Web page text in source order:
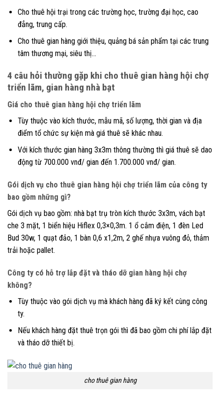
Cho thuê hội trại trong các trường học, trường đại học, cao
đẳng, trung cấp.
Cho thuê gian hàng giới thiệu, quảng bá sản phẩm tại các trung
tâm thương mại, siêu thị…
4 câu hỏi thường gặp khi cho thuê gian hàng hội chợ
triển lãm, gian hàng nhà bạt
Giá cho thuê gian hàng hội chợ triển lãm
Tùy thuộc vào kích thước, mẫu mã, số lượng, thời gian và địa
điểm tổ chức sự kiện mà giá thuê sẽ khác nhau.
Với kích thước gian hàng 3x3m thông thường thì giá thuê sẽ dao
động từ 700.000 vnđ/ gian đến 1.700.000 vnđ/ gian.
Gói dịch vụ cho thuê gian hàng hội chợ triển lãm của công ty
bao gồm những gì?
Gói dịch vụ bao gồm: nhà bạt trụ tròn kích thước 3x3m, vách bạt
che 3 mặt, 1 biển hiệu Hiflex 0,3×0,3m. 1 ổ cắm điện, 1 đèn Led
Bud 30w, 1 quạt đảo, 1 bàn 0,6 x1,2m, 2 ghế nhựa vuông đỏ, thảm
trải hoặc pallet.
Công ty có hỗ trợ lắp đặt và tháo dỡ gian hàng hội chợ
không?
Tùy thuộc vào gói dịch vụ mà khách hàng đã ký kết cùng công
ty.
Nếu khách hàng đặt thuê trọn gói thì đã bao gồm chi phí lắp đặt
và tháo dỡ thiết bị.
cho thuê gian hàng